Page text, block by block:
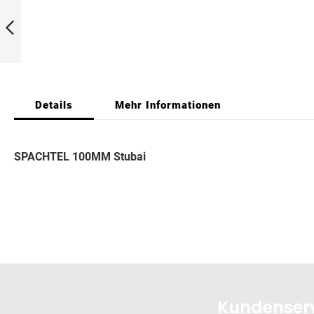
Details
SPACHTEL 100MM Stubai
Mehr Informationen